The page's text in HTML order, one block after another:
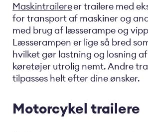
Maskintrailereer trailere med
for transport af maskiner og
med brug af læsserampe og
Læsserampen er lige så bred
hvilket gør lastning og losning
køretøjer utrolig nemt. Andre
tilpasses helt efter dine ønsker.
Motorcykel trailere